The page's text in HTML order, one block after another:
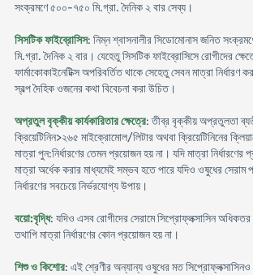
সংক্রমণে ৫০০-৭৫০ মি.গ্রা. দৈনিক ২ বার সেব্য।
সিসটিক ফাইব্রোসিস: নিম্ন শ্বাসনালীর সিডোমোনাস জনিত
মি.গ্রা. দৈনিক ২ বার। যেহেতু সিসটিক ফাইব্রোসিসে রোগীদের
ফার্মাকোকাইনেটিক্স অপরিবর্তিত থাকে সেহেতু সেবন মাত্রা
স্বল্প দৈহিক ওজনের কথা বিবেচনা করা উচিত।
অপ্রতুল বৃক্কীয় কার্যকারিতার ক্ষেত্রে: তীব্র বৃক্কীয় অপ্রতুলতা
ক্রিয়েটিনিন>২৬৫ মাইক্রোমোল/লিটার অথবা ক্রিয়েটিনিনের
মাত্রা পুন:নির্ধারণের তেমন প্রয়োজন হয় না। যদি মাত্রা
মাত্রা অর্ধেক করার মাধ্যমেই সম্ভব হতে পারে যদিও ওষুধের সেরাম
নির্ধারণের সবচেয়ে নির্ভরযোগ্য উপায়।
বয়ো:বৃদ্ধি: যদিও এসব রোগীদের সেরামে সিপ্রোফ্লক্সাসিন
তথাপি মাত্রা নির্ধারণের কোন প্রয়োজন হয় না।
শিশু ও কিশোর: এই শ্রেণীর অন্যান্য ওষুধের মত সিপ্রোফ্লক্সাসিনও